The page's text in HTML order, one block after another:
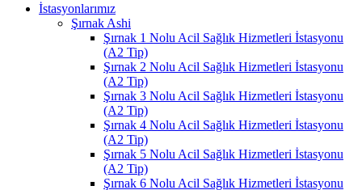
İstasyonlarımız
Şırnak Ashi
Şırnak 1 Nolu Acil Sağlık Hizmetleri İstasyonu
(A2 Tip)
Şırnak 2 Nolu Acil Sağlık Hizmetleri İstasyonu
(A2 Tip)
Şırnak 3 Nolu Acil Sağlık Hizmetleri İstasyonu
(A2 Tip)
Şırnak 4 Nolu Acil Sağlık Hizmetleri İstasyonu
(A2 Tip)
Şırnak 5 Nolu Acil Sağlık Hizmetleri İstasyonu
(A2 Tip)
Şırnak 6 Nolu Acil Sağlık Hizmetleri İstasyonu